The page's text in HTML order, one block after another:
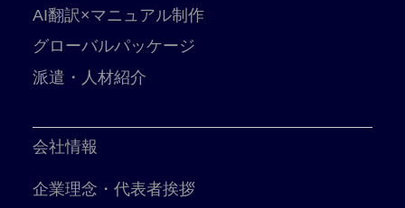
AI翻訳×マニュアル制作
グローバルパッケージ
派遣・人材紹介
会社情報
企業理念・代表者挨拶